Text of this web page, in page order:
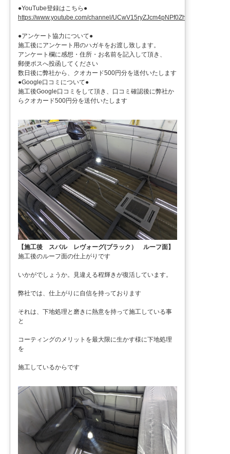
●YouTube登録はこちら●
https://www.youtube.com/channel/UCwV15ryZJcm4pNPf0ZhXu9g
●アンケート協力について●
施工後にアンケート用のハガキをお渡し致します。
アンケート欄に感想・住所・お名前を記入して頂き、
郵便ポスへ投函してください
数日後に弊社から、クオカード500円分を送付いたします
●Google口コミについて●
施工後Google口コミをして頂き、口コミ確認後に弊社か
らクオカード500円分を送付いたします
【施工後 スバル レヴォーグ(ブラック） ルーフ面】
施工後のルーフ面の仕上がりです
いかがでしょうか。見違える程輝きが復活しています。
弊社では、仕上がりに自信を持っております
それは、下地処理と磨きに熱意を持って施工している事
と
コーティングのメリットを最大限に生かす様に下地処理
を
施工しているからです